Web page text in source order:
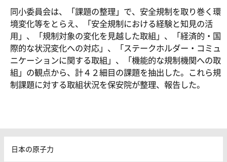
同小委員会は、「課題の整理」で、安全規制を取り巻く環
境変化等をとらえ、「安全規制における経験と知見の活
用」、「規制対象の変化を見越した取組」、「経済的・国
際的な状況変化への対応」、「ステークホルダー・コミュ
ニケーションに関する取組」、「機能的な規制機関への取
組」の観点から、計４２細目の課題を抽出した。これら規
制課題に対する取組状況を保安院が整理、報告した。
日本の原子力